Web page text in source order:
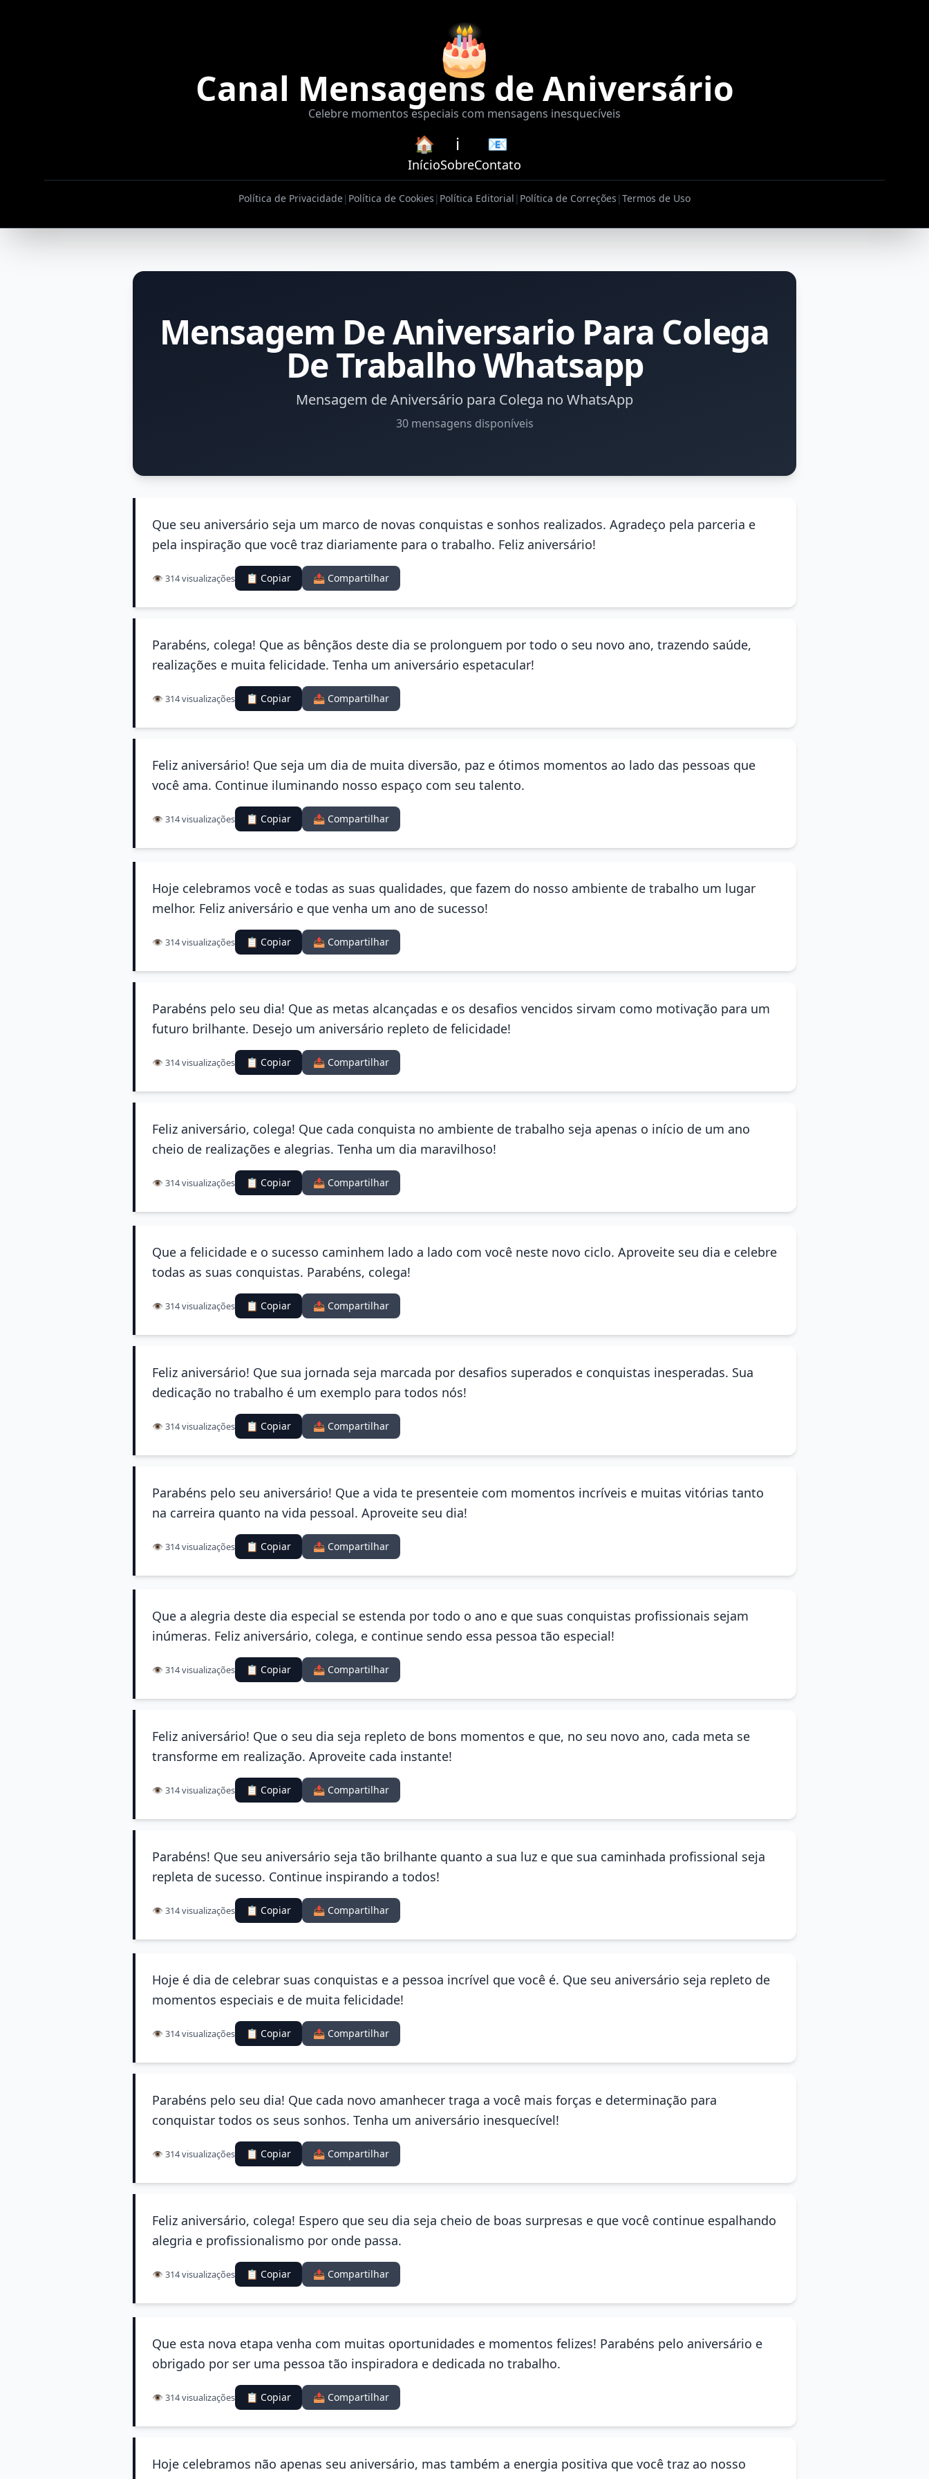
🎂
Canal Mensagens de Aniversário
Celebre momentos especiais com mensagens inesquecíveis
🏠
Início
ℹ️
Sobre
📧
Contato
Política de Privacidade| Política de Cookies | Política Editorial | Política de Correções |Termos de Uso
Mensagem De Aniversario Para Colega
De Trabalho Whatsapp
Mensagem de Aniversário para Colega no WhatsApp
30 mensagens disponíveis
Que seu aniversário seja um marco de novas conquistas e sonhos realizados. Agradeço pela parceria e
pela inspiração que você traz diariamente para o trabalho. Feliz aniversário!
👁️ 314 visualizações 📋 Copiar 📤 Compartilhar
Parabéns, colega! Que as bênçãos deste dia se prolonguem por todo o seu novo ano, trazendo saúde,
realizações e muita felicidade. Tenha um aniversário espetacular!
👁️ 314 visualizações 📋 Copiar 📤 Compartilhar
Feliz aniversário! Que seja um dia de muita diversão, paz e ótimos momentos ao lado das pessoas que
você ama. Continue iluminando nosso espaço com seu talento.
👁️ 314 visualizações 📋 Copiar 📤 Compartilhar
Hoje celebramos você e todas as suas qualidades, que fazem do nosso ambiente de trabalho um lugar
melhor. Feliz aniversário e que venha um ano de sucesso!
👁️ 314 visualizações 📋 Copiar 📤 Compartilhar
Parabéns pelo seu dia! Que as metas alcançadas e os desafios vencidos sirvam como motivação para um
futuro brilhante. Desejo um aniversário repleto de felicidade!
👁️ 314 visualizações 📋 Copiar 📤 Compartilhar
Feliz aniversário, colega! Que cada conquista no ambiente de trabalho seja apenas o início de um ano
cheio de realizações e alegrias. Tenha um dia maravilhoso!
👁️ 314 visualizações 📋 Copiar 📤 Compartilhar
Que a felicidade e o sucesso caminhem lado a lado com você neste novo ciclo. Aproveite seu dia e celebre
todas as suas conquistas. Parabéns, colega!
👁️ 314 visualizações 📋 Copiar 📤 Compartilhar
Feliz aniversário! Que sua jornada seja marcada por desafios superados e conquistas inesperadas. Sua
dedicação no trabalho é um exemplo para todos nós!
👁️ 314 visualizações 📋 Copiar 📤 Compartilhar
Parabéns pelo seu aniversário! Que a vida te presenteie com momentos incríveis e muitas vitórias tanto
na carreira quanto na vida pessoal. Aproveite seu dia!
👁️ 314 visualizações 📋 Copiar 📤 Compartilhar
Que a alegria deste dia especial se estenda por todo o ano e que suas conquistas profissionais sejam
inúmeras. Feliz aniversário, colega, e continue sendo essa pessoa tão especial!
👁️ 314 visualizações 📋 Copiar 📤 Compartilhar
Feliz aniversário! Que o seu dia seja repleto de bons momentos e que, no seu novo ano, cada meta se
transforme em realização. Aproveite cada instante!
👁️ 314 visualizações 📋 Copiar 📤 Compartilhar
Parabéns! Que seu aniversário seja tão brilhante quanto a sua luz e que sua caminhada profissional seja
repleta de sucesso. Continue inspirando a todos!
👁️ 314 visualizações 📋 Copiar 📤 Compartilhar
Hoje é dia de celebrar suas conquistas e a pessoa incrível que você é. Que seu aniversário seja repleto de
momentos especiais e de muita felicidade!
👁️ 314 visualizações 📋 Copiar 📤 Compartilhar
Parabéns pelo seu dia! Que cada novo amanhecer traga a você mais forças e determinação para
conquistar todos os seus sonhos. Tenha um aniversário inesquecível!
👁️ 314 visualizações 📋 Copiar 📤 Compartilhar
Feliz aniversário, colega! Espero que seu dia seja cheio de boas surpresas e que você continue espalhando
alegria e profissionalismo por onde passa.
👁️ 314 visualizações 📋 Copiar 📤 Compartilhar
Que esta nova etapa venha com muitas oportunidades e momentos felizes! Parabéns pelo aniversário e
obrigado por ser uma pessoa tão inspiradora e dedicada no trabalho.
👁️ 314 visualizações 📋 Copiar 📤 Compartilhar
Hoje celebramos não apenas seu aniversário, mas também a energia positiva que você traz ao nosso